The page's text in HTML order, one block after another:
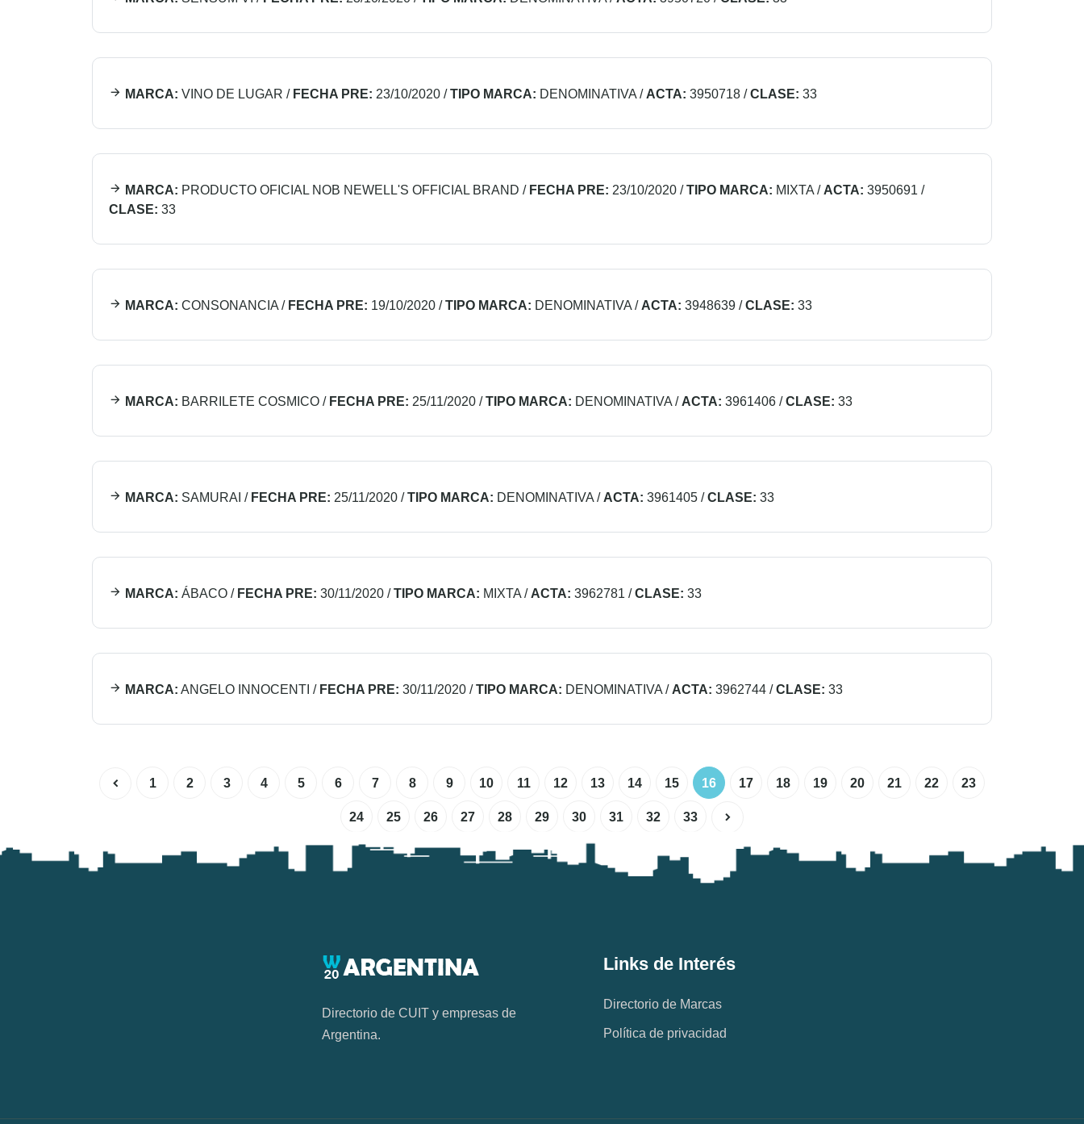
MARCA: VINO DE LUGAR / FECHA PRE: 23/10/2020 /TIPO MARCA: DENOMINATIVA / ACTA: 3950718 /CLASE: 33
MARCA: PRODUCTO OFICIAL NOB NEWELL'S OFFICIAL BRAND / FECHA PRE: 23/10/2020 /TIPO MARCA: MIXTA / ACTA: 3950691 /
CLASE: 33
MARCA: CONSONANCIA / FECHA PRE: 19/10/2020 /TIPO MARCA: DENOMINATIVA / ACTA: 3948639 /CLASE: 33
MARCA: BARRILETE COSMICO / FECHA PRE: 25/11/2020 /TIPO MARCA: DENOMINATIVA / ACTA: 3961406 /CLASE: 33
MARCA: SAMURAI / FECHA PRE: 25/11/2020 /TIPO MARCA: DENOMINATIVA / ACTA: 3961405 /CLASE: 33
MARCA: ÁBACO / FECHA PRE: 30/11/2020 /TIPO MARCA: MIXTA / ACTA: 3962781 /CLASE: 33
MARCA: ANGELO INNOCENTI / FECHA PRE: 30/11/2020 /TIPO MARCA: DENOMINATIVA / ACTA: 3962744 /CLASE: 33
1 2 3 4 5 6 7 8 9 10 11 12 13 14 15 16 17 18 19 20 21 22 23
24 25 26 27 28 29 30 31 32 33
Directorio de CUIT y empresas de
Argentina.
Links de Interés
Directorio de Marcas
Política de privacidad